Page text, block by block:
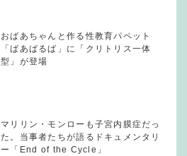
おばあちゃんと作る性教育パペット
「ばあばるば」に「クリトリス一体
型」が登場
マリリン・モンローも子宮内膜症だっ
た。当事者たちが語るドキュメンタリ
ー「End of the Cycle」